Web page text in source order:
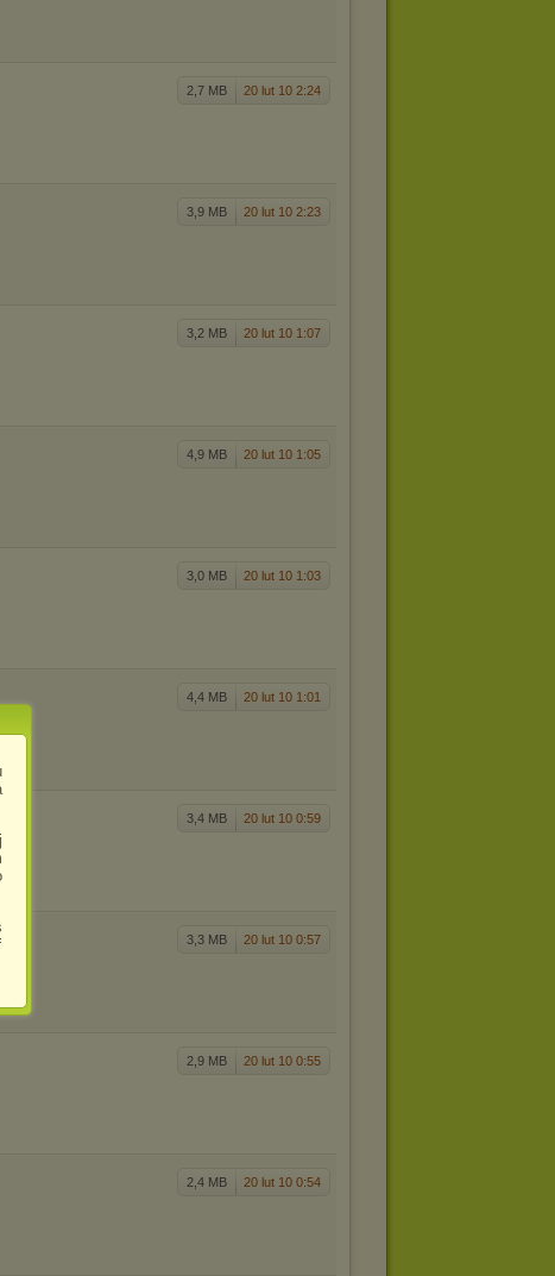
2,7 MB 20 lut 10 2:24
3,9 MB 20 lut 10 2:23
3,2 MB 20 lut 10 1:07
4,9 MB 20 lut 10 1:05
3,0 MB 20 lut 10 1:03
4,4 MB 20 lut 10 1:01
3,4 MB 20 lut 10 0:59
3,3 MB 20 lut 10 0:57
2,9 MB 20 lut 10 0:55
2,4 MB 20 lut 10 0:54